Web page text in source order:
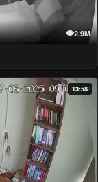
2.9M
13:58